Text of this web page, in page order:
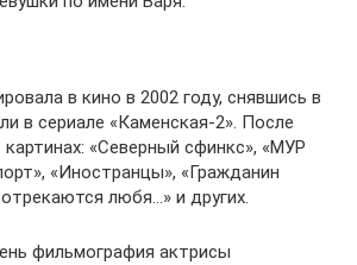
в кино в 2002 году, снявшись в
в сериале «Каменская-2». После
«Северный сфинкс», «МУР
«Иностранцы», «Гражданин
любя…» и других.
фильмография актрисы